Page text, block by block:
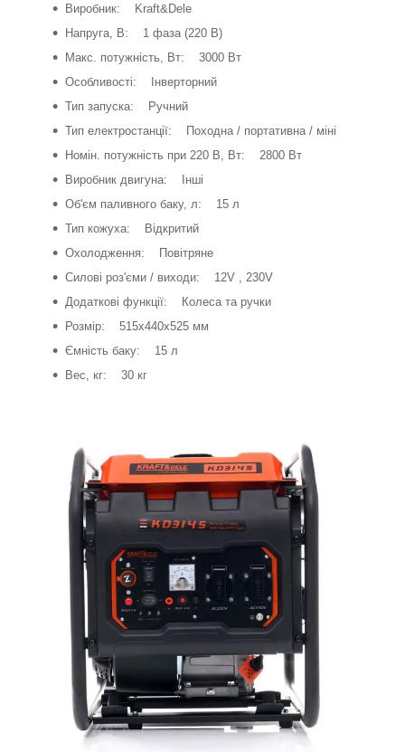
Виробник: Kraft&Dele
Напруга, В: 1 фаза (220 В)
Макс. потужність, Вт: 3000 Вт
Особливості: Інверторний
Тип запуска: Ручний
Тип електростанції: Походна / портативна / міні
Номін. потужність при 220 В, Вт: 2800 Вт
Виробник двигуна: Інші
Об'єм паливного баку, л: 15 л
Тип кожуха: Відкритий
Охолодження: Повітряне
Силові роз'єми / виходи: 12V , 230V
Додаткові функції: Колеса та ручки
Розмір: 515x440x525 мм
Ємність баку: 15 л
Вес, кг: 30 кг